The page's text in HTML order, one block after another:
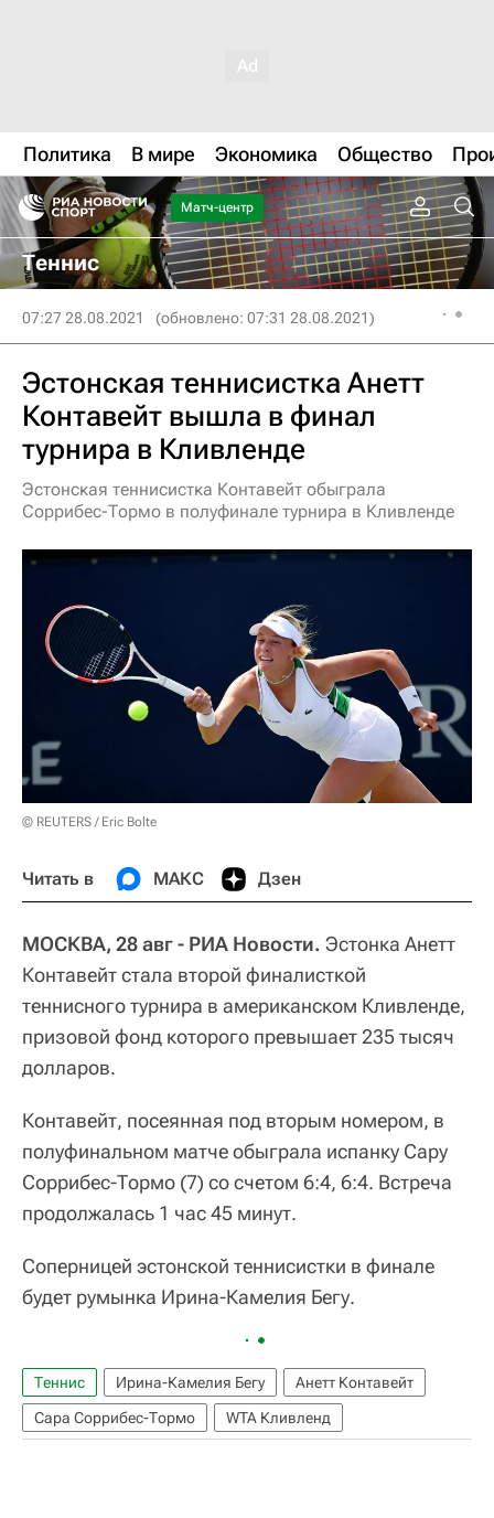
Политика В мире Экономика Общество
Матч-центр
Теннис
07:27 28.08.2021 (обновлено: 07:31 28.08.2021)
Эстонская теннисистка Анетт
Контавейт вышла в финал
турнира в Кливленде
Эстонская теннисистка Контавейт обыграла
Соррибес-Тормо в полуфинале турнира в Кливленде
© REUTERS / Eric Bolte
Читать в МАКС Дзен
МОСКВА, 28 авг - РИА Новости. Эстонка Анетт
Контавейт стала второй финалисткой
теннисного турнира в американском Кливленде,
призовой фонд которого превышает 235 тысяч
долларов.
Контавейт, посеянная под вторым номером, в
полуфинальном матче обыграла испанку Сару
Соррибес-Тормо (7) со счетом 6:4, 6:4. Встреча
продолжалась 1 час 45 минут.
Соперницей эстонской теннисистки в финале
будет румынка Ирина-Камелия Бегу.
Теннис Ирина-Камелия Бегу
Анетт Контавейт
Сара Соррибес-Тормо
WTA Кливленд